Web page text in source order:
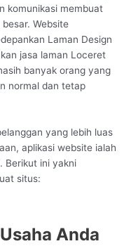
komunikasi membuat
Website
Laman Design
jasa laman Loceret
banyak orang yang
normal dan tetap
yang lebih luas
aplikasi website ialah
Berikut ini yakni
situs:
Anda